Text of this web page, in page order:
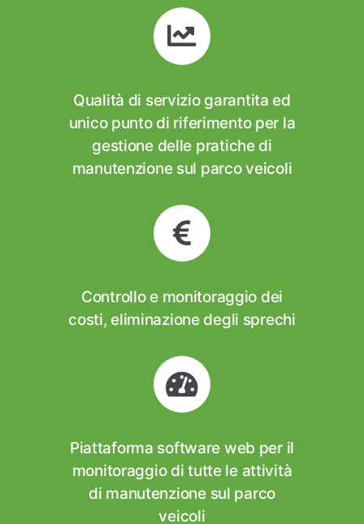
Qualità di servizio garantita ed
unico punto di riferimento per la
gestione delle pratiche di
manutenzione sul parco veicoli
Controllo e monitoraggio dei
costi, eliminazione degli sprechi
Piattaforma software web per il
monitoraggio di tutte le attività
di manutenzione sul parco
veicoli